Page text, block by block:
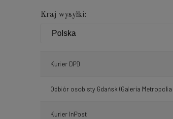
Kraj wysyłki:
Kurier DPD
Odbiór osobisty Gdańsk (Galeria
Kurier InPost